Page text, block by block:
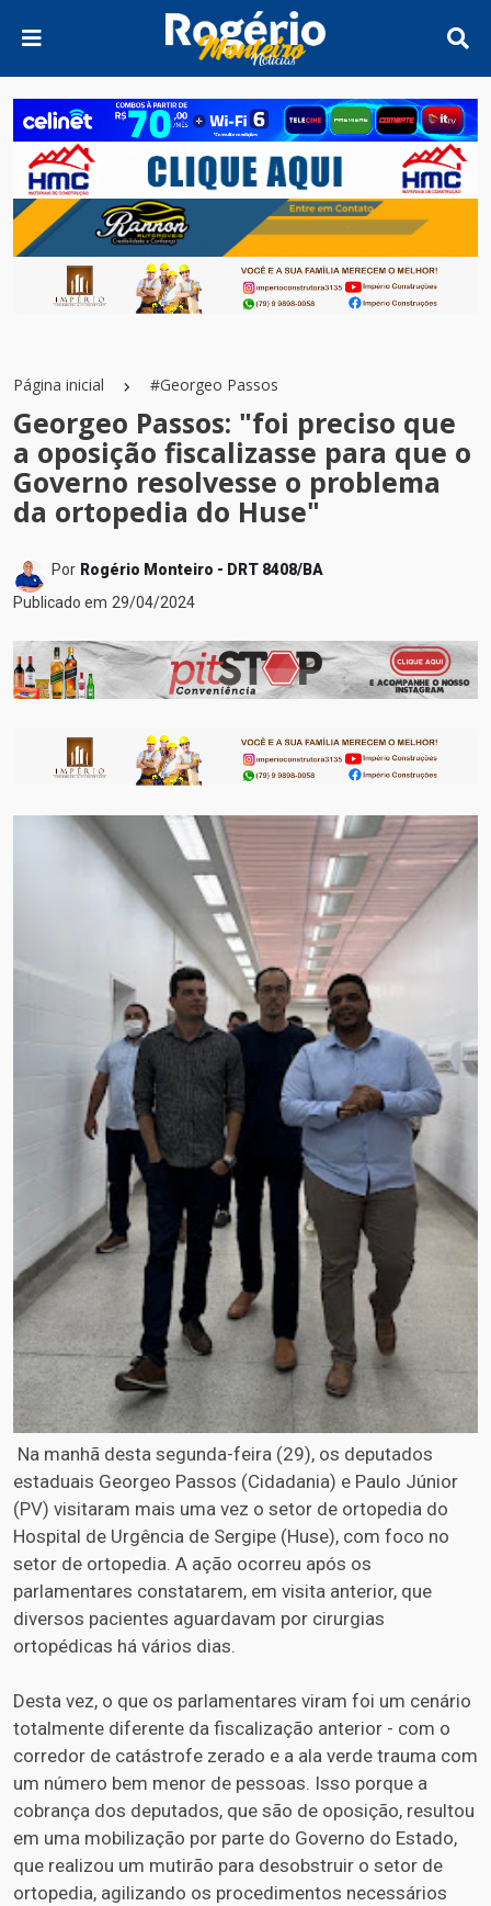
Página inicial #Georgeo Passos
Georgeo Passos: "foi preciso que
a oposição fiscalizasse para que o
Governo resolvesse o problema
da ortopedia do Huse"
Por Rogério Monteiro - DRT 8408/BA
Publicado em 29/04/2024
Na manhã desta segunda-feira (29), os deputados
estaduais Georgeo Passos (Cidadania) e Paulo Júnior
(PV) visitaram mais uma vez o setor de ortopedia do
Hospital de Urgência de Sergipe (Huse), com foco no
setor de ortopedia. A ação ocorreu após os
parlamentares constatarem, em visita anterior, que
diversos pacientes aguardavam por cirurgias
ortopédicas há vários dias.
Desta vez, o que os parlamentares viram foi um cenário
totalmente diferente da fiscalização anterior - com o
corredor de catástrofe zerado e a ala verde trauma com
um número bem menor de pessoas. Isso porque a
cobrança dos deputados, que são de oposição, resultou
em uma mobilização por parte do Governo do Estado,
que realizou um mutirão para desobstruir o setor de
ortopedia, agilizando os procedimentos necessários